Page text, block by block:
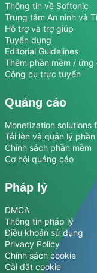
Thông tin về Softonic
Trung tâm An ninh và
Hỗ trợ và trợ giúp
Tuyển dụng
Editorial Guidelines
Thêm phần mềm / ứng
Công cụ trực tuyến
Quảng cáo
Monetization solutions
Tải lên và quản lý phần
Chính sách phần mềm
Cơ hội quảng cáo
Pháp lý
DMCA
Thông tin pháp lý
Điều khoản sử dụng
Privacy Policy
Chính sách cookie
Cài đặt cookie